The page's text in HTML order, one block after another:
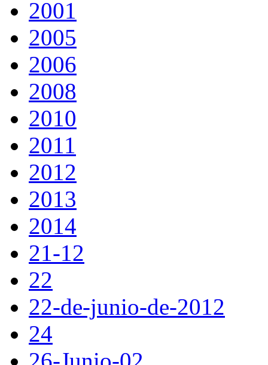
2001
2005
2006
2008
2010
2011
2012
2013
2014
21-12
22
22-de-junio-de-2012
24